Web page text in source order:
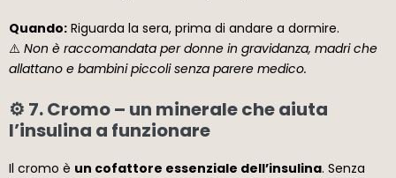
Quando: Riguarda la sera, prima di andare a dormire.
⚠️ Non è raccomandata per donne in gravidanza, madri che
allattano e bambini piccoli senza parere medico.
⚙️ 7. Cromo – un minerale che aiuta
l’insulina a funzionare
Il cromo è un cofattore essenziale dell’insulina. Senza